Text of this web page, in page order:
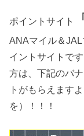
ポイントサイト
ANAマイル＆
イントサイトで
方は、下記のバ
トがもらえます
を）！！！